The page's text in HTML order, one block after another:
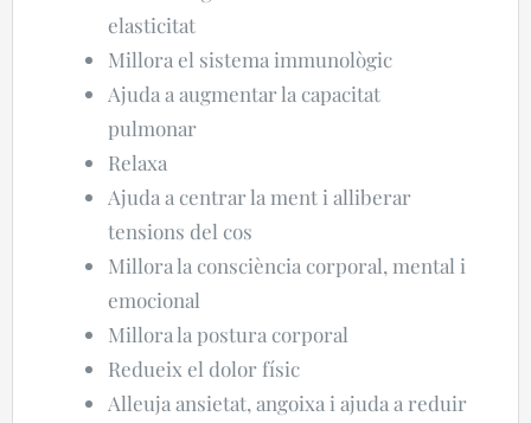
elasticitat
Millora el sistema immunològic
Ajuda a augmentar la capacitat
pulmonar
Relaxa
Ajuda a centrar la ment i alliberar
tensions del cos
Millora la consciència corporal, mental i
emocional
Millora la postura corporal
Redueix el dolor físic
Alleuja ansietat, angoixa i ajuda a reduir